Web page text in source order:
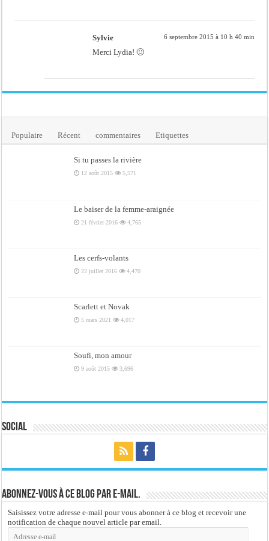
Sylvie 6 septembre 2015 à 10 h 40 min
Merci Lydia! 🙂
Populaire Récent commentaires Etiquettes
Si tu passes la rivière
12 août 2015 5,571
Le baiser de la femme-araignée
21 février 2016 4,765
Les cerfs-volants
22 juillet 2016 4,470
Scarlett et Novak
5 mars 2021 4,017
Soufi, mon amour
9 août 2015 3,696
Social
Abonnez-vous à ce blog par e-mail.
Saisissez votre adresse e-mail pour vous abonner à ce blog et recevoir une
notification de chaque nouvel article par email.
Adresse